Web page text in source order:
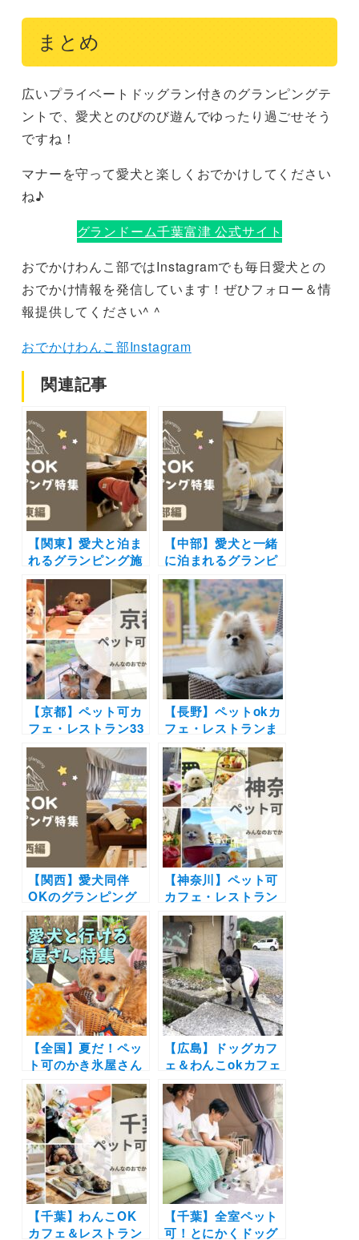
まとめ
広いプライベートドッグラン付きのグランピングテ
ントで、愛犬とのびのび遊んでゆったり過ごせそう
ですね！
マナーを守って愛犬と楽しくおでかけしてください
ね♪
グランドーム千葉富津 公式サイト
おでかけわんこ部ではInstagramでも毎日愛犬との
おでかけ情報を発信しています！ぜひフォロー＆情
報提供してください^ ^
おでかけわんこ部Instagram
関連記事
【関東】愛犬と泊ま
れるグランピング施
設17選！ドッグラン
付きや愛犬用温泉付
き＆豪華BBQを楽し
めるおすすめスポッ
トを紹介
【中部】愛犬と一緒
に泊まれるグランピ
ング18選！富士山や
雲海の絶景や極上の
バーベキューで愛犬
と特別な体験を♪
【京都】ペット可カ
フェ・レストラン33
選！店内OKの和菓
子店やドッグラン付
きのカフェまとめ｜
実際のおでかけレポ
ート付き
【長野】ペットokカ
フェ・レストランま
とめ30選！| 自然豊
かな景色に包まれて
お蕎麦やピザを愛犬
と楽しもう♪
【関西】愛犬同伴
OKのグランピング
施設14選！プライベ
ートドッグラン付き
やオーシャンビュー
の新施設も！
【神奈川】ペット可
カフェ・レストラン
30選 | 愛犬と一緒に
中華街の食べ放題や
アフタヌーンティー
を楽しもう♪
【全国】夏だ！ペッ
ト可のかき氷屋さん
特集！新規オープン
から超人気カフェま
で | 愛犬と夏を感じ
よう！
【広島】ドッグカフ
ェ＆わんこokカフェ
19選 | 店内同伴でコ
ース料理や手打ちそ
ばにお好み焼きも！
海が見える絶景カフ
ェなど実際のおでか
けレポート写真付き
【千葉】わんこOK
カフェ＆レストラン
【千葉】全室ペット
可！とにかくドッグ